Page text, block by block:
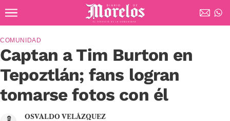
Diario de Morelos
Captan a Tim Burton en
Tepoztlán; fans logran
tomarse fotos con él
COMUNIDAD
OSVALDO VELÁZQUEZ